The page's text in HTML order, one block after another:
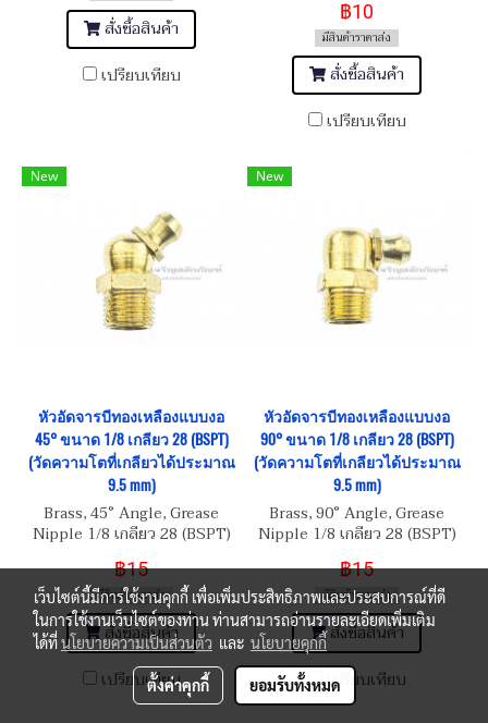
สั่งซื้อสินค้า
เปรียบเทียบ
฿10
มีสินค้าราคาส่ง
สั่งซื้อสินค้า
เปรียบเทียบ
New
หัวอัดจารบีทองเหลืองแบบงอ
45° ขนาด 1/8 เกลียว 28 (BSPT)
(วัดความโตที่เกลียวได้ประมาณ
9.5 mm)
Brass, 45° Angle, Grease
Nipple 1/8 เกลียว 28 (BSPT)
฿15
มีสินค้าราคาส่ง
สั่งซื้อสินค้า
เปรียบเทียบ
New
หัวอัดจารบีทองเหลืองแบบงอ
90° ขนาด 1/8 เกลียว 28 (BSPT)
(วัดความโตที่เกลียวได้ประมาณ
9.5 mm)
Brass, 90° Angle, Grease
Nipple 1/8 เกลียว 28 (BSPT)
฿15
มีสินค้าราคาส่ง
สั่งซื้อสินค้า
เปรียบเทียบ
เว็บไซต์นี้มีการใช้งานคุกกี้ เพื่อเพิ่มประสิทธิภาพและประสบการณ์ที่ดี
ในการใช้งานเว็บไซต์ของท่าน ท่านสามารถอ่านรายละเอียดเพิ่มเติม
ได้ที่นโยบายความเป็นส่วนตัว และ นโยบายคุกกี้
ตั้งค่าคุกกี้ ยอมรับทั้งหมด